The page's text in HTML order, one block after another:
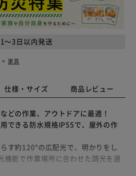
1～3日以内発送
家具
仕様・サイズ 商品レビュー
どの作業、アウトドアに最適！
できる防水規格IP55で、屋外の作
す約120°の広配光で、明かりをし
機能で作業場所に合わせた調光を選